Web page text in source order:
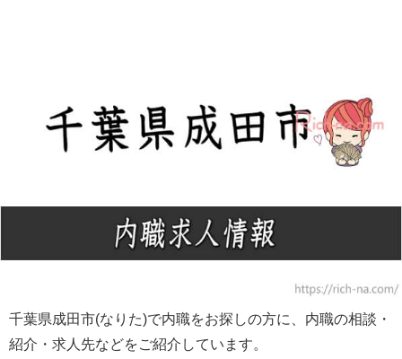
千葉県成田市(なりた)で内職をお探しの方に、内職の相談・
紹介・求人先などをご紹介しています。